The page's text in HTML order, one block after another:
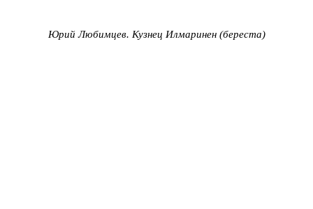
Юрий Любимцев. Кузнец Илмаринен (береста)